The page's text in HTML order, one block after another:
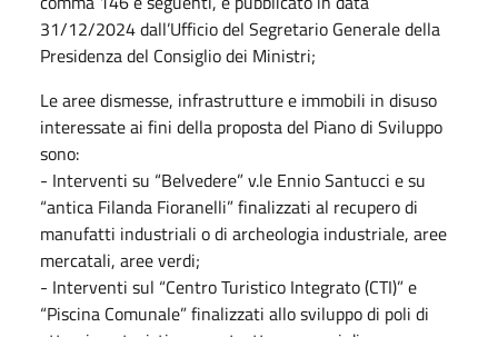
31/12/2024 dall’Ufficio del Segretario Generale della
Presidenza del Consiglio dei Ministri;
Le aree dismesse, infrastrutture e immobili in disuso
interessate ai fini della proposta del Piano di Sviluppo
sono:
- Interventi su “Belvedere” v.le Ennio Santucci e su
“antica Filanda Fioranelli” finalizzati al recupero di
manufatti industriali o di archeologia industriale, aree
mercatali, aree verdi;
- Interventi sul “Centro Turistico Integrato (CTI)” e
“Piscina Comunale” finalizzati allo sviluppo di poli di